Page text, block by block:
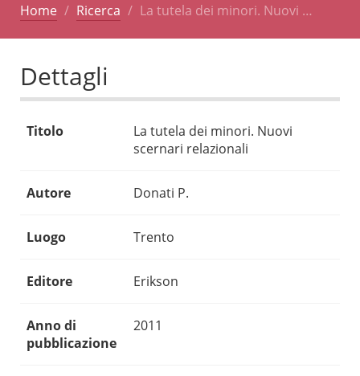
Home Ricerca La tutela dei minori. Nuovi …
Dettagli
Titolo
La tutela dei minori. Nuovi
scernari relazionali
Autore Donati P.
Luogo Trento
Editore Erikson
Anno di
pubblicazione
2011